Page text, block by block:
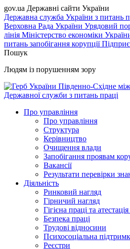
gov.ua Державні сайти України
Державна служба України з питань
Верховна Рада України Урядовий
лінія Міністерство економіки
питань запобігання корупції
Пошук
Людям із порушенням зору
Південно-Східне
Державної служби з питань праці
Про управління
Про управління
Структура
Керівництво
Очищення влади
Запобігання проявам
Вакансії
Результати перевірки
Діяльність
Ринковий нагляд
Гірничий нагляд
Гігієна праці та
Безпека праці
Трудові відносини
Психосоціальна
Реєстри